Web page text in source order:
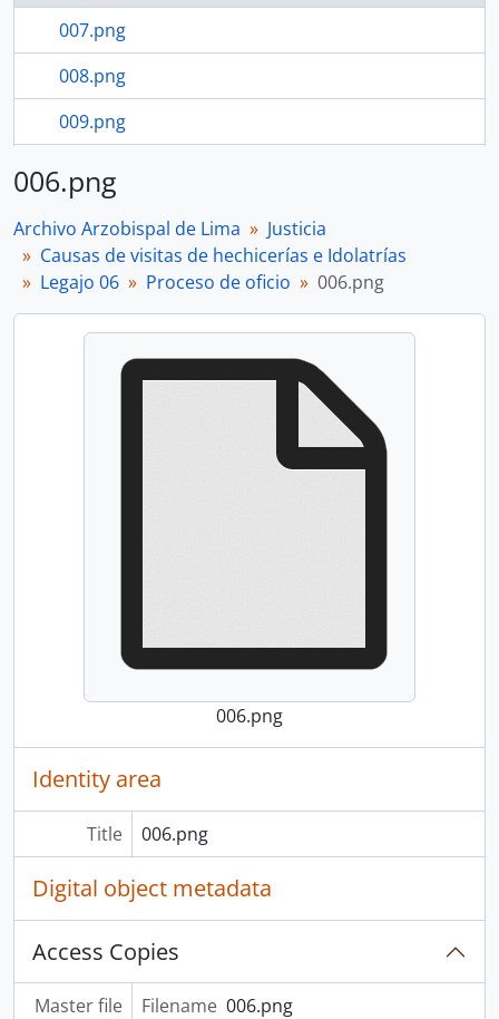
007.png
008.png
009.png
006.png
Archivo Arzobispal de Lima
Justicia
Causas de visitas de hechicerías e Idolatrías
Legajo 06
Proceso de oficio 006.png
006.png
Identity area
Title 006.png
Digital object metadata
Access Copies
Master file Filename 006.png